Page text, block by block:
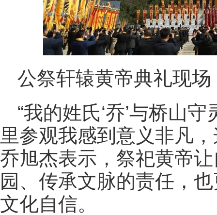
公祭轩辕黄帝典礼现场
“我的姓氏‘乔’与桥山
里参观我感到意义非凡
乔旭杰表示，祭祀黄帝
园、传承文脉的责任，
文化自信。